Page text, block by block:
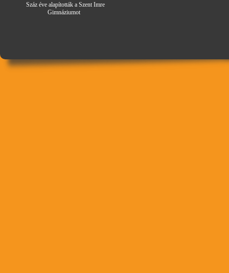
Száz éve alapították a Szent Imre
Gimnáziumot